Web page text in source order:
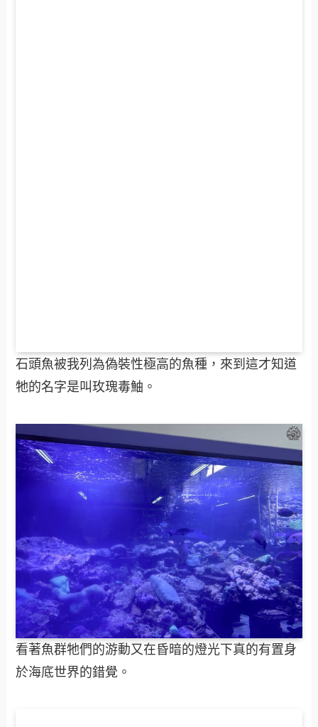
石頭魚被我列為偽裝性極高的魚種，來到這才知道
牠的名字是叫玫瑰毒鮋。
看著魚群牠們的游動又在昏暗的燈光下真的有置身
於海底世界的錯覺。